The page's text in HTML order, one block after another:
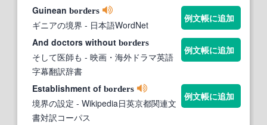
Guinean borders
ギニアの境界 - 日本語WordNet
例文帳に追加
And doctors without borders
そして医師も - 映画・海外ドラマ英語
字幕翻訳辞書
例文帳に追加
Establishment of borders
境界の設定 - Wikipedia日英京都関連文
書対訳コーパス
例文帳に追加